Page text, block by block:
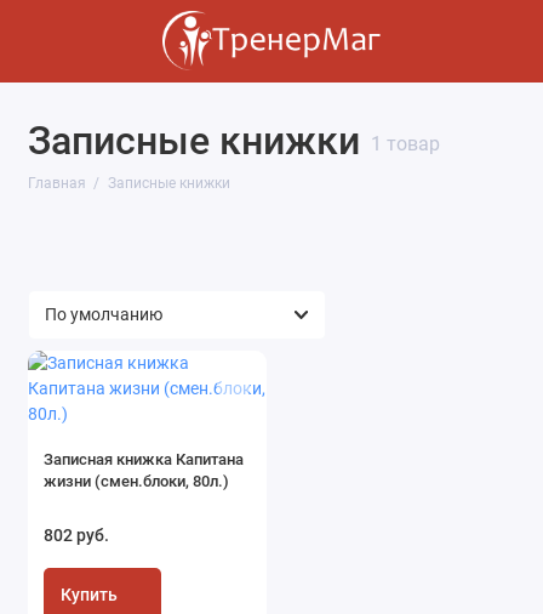
Записные книжки 1 товар
Главная Записные книжки
Записная книжка Капитана
жизни (смен.блоки, 80л.)
802 руб.
Купить